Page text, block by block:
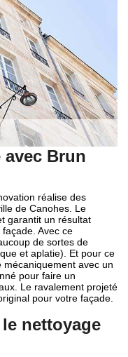
avec Brun
réalise des
de Canohes. Le
garantit un résultat
Avec ce
de sortes de
et aplatie). Et pour ce
mécaniquement avec un
pour faire un
Le ravalement projeté
pour votre façade.
nettoyage